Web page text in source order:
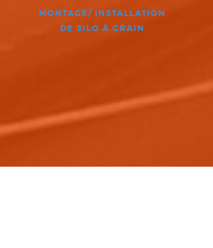
MONTAGE/ INSTALLATION
DE SILO À GRAIN